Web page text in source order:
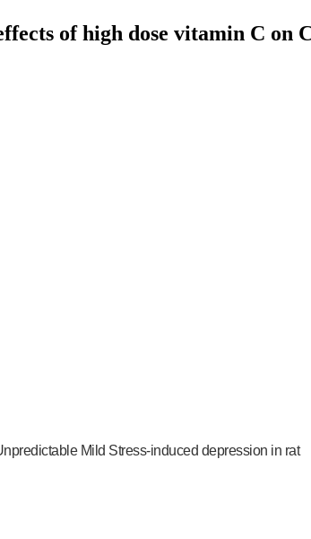
of high dose vitamin C on
Mild Stress-induced depression in rat